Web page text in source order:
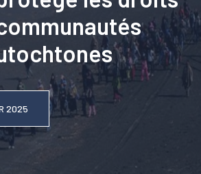
2025